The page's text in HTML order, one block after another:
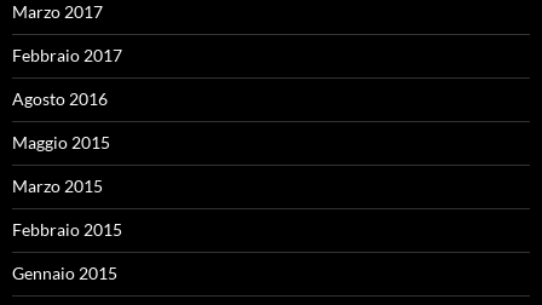
Marzo 2017
Febbraio 2017
Agosto 2016
Maggio 2015
Marzo 2015
Febbraio 2015
Gennaio 2015